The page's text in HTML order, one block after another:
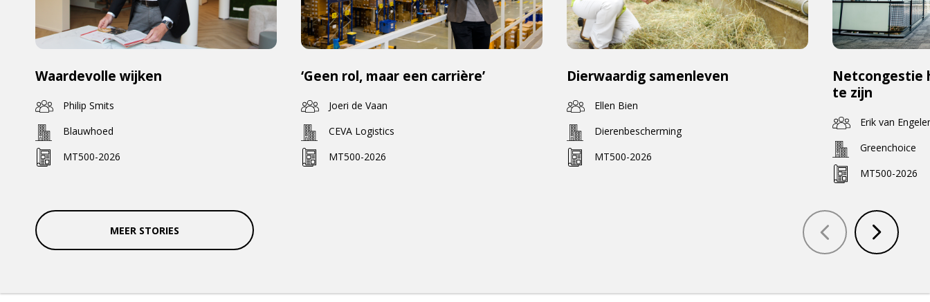
Waardevolle wijken
Philip Smits
Blauwhoed
MT500-2026
‘Geen rol, maar een carrière’
Joeri de Vaan
CEVA Logistics
MT500-2026
Dierwaardig samenleven
Ellen Bien
Dierenbescherming
MT500-2026
Netcongestie
te zijn
Erik van
Greenchoice
MT500-2026
MEER STORIES